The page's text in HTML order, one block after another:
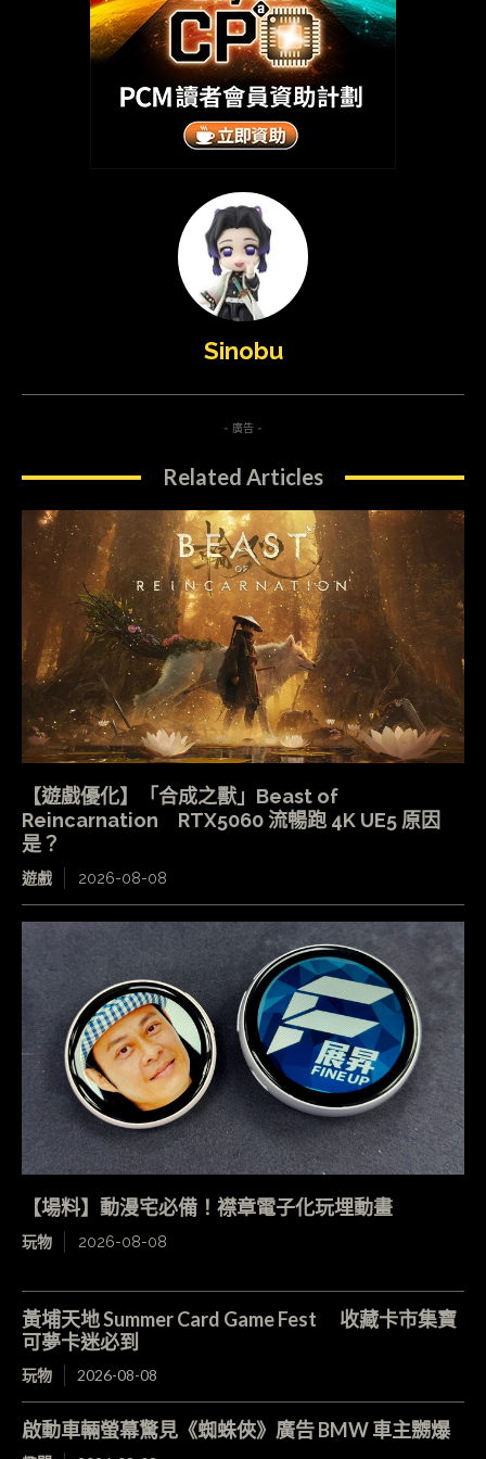
Sinobu
- 廣告 -
Related Articles
【遊戲優化】「合成之獸」Beast of
Reincarnation RTX5060 流暢跑 4K UE5 原因
是？
遊戲 2026-08-08
【場料】動漫宅必備！襟章電子化玩埋動畫
玩物 2026-08-08
黃埔天地 Summer Card Game Fest 收藏卡市集寶
可夢卡迷必到
玩物 2026-08-08
啟動車輛螢幕驚見《蜘蛛俠》廣告 BMW 車主嬲爆